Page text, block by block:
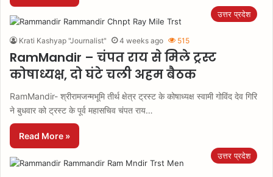
उत्तर प्रदेश
Krati Kashyap "Journalist" 4 weeks ago 515
RamMandir – चंपत राय से मिले ट्रस्ट
कोषाध्यक्ष, दो घंटे चली अहम बैठक
RamMandir- श्रीरामजन्मभूमि तीर्थ क्षेत्र ट्रस्ट के कोषाध्यक्ष स्वामी गोविंद देव गिरि
ने बुधवार को ट्रस्ट के पूर्व महासचिव चंपत राय…
Read More »
उत्तर प्रदेश